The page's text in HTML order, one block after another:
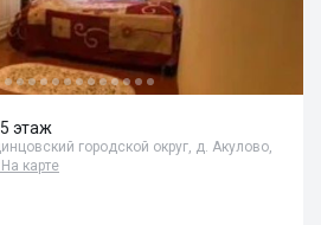
этаж
городской округ, д. Акулово,
На карте